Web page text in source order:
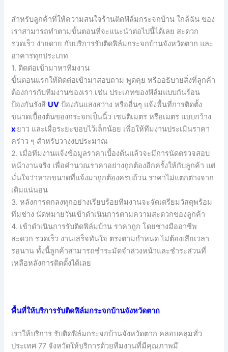
สำหรับลูกค้าที่ให้ความสนใจร้านติดฟิล์มกระจกบ้าน ใกล้ฉัน ของ
เราสามารถทำตามขั้นตอนที่จะแนะนำต่อไปนี้ได้เลย สะดวก
รวดเร็ว ง่ายดาย กับบริการรับติดฟิล์มกระจกบ้านจังหวัดตาก และ
อาคารทุกประเภท
1. ติดต่อเข้ามาหาทีมงาน
ขั้นตอนแรกให้ติดต่อเข้ามาสอบถาม พูดคุย หรืออธิบายสิ่งที่ลูกค้า
ต้องการกับทีมงานของเรา เช่น ประเภทของฟิล์มแบบกันร้อน
ป้องกันรังสี UV ป้องกันแสงสว่าง หรืออื่นๆ แจ้งพื้นที่การติดตั้ง
ขนาดเบื้องต้นของกระจกเป็นนิ้ว เซนติเมตร หรือเมตร แบบกว้าง
x ยาว และเผื่อระยะขอบไว้เล็กน้อย เพื่อให้ทีมงานประเมินราคา
คร่าว ๆ สำหรับวางงบประมาณ
2. เมื่อทีมงานแจ้งข้อมูลราคาเบื้องต้นแล้วจะมีการนัดตรวจสอบ
หน้างานจริง เพื่อคำนวณราคาอย่างถูกต้องอีกครั้งให้กับลูกค้า แต่
มั่นใจว่าหากขนาดที่แจ้งมาถูกต้องครบถ้วน ราคาไม่แตกต่างจาก
เดิมแน่นอน
3. หลังการตกลงทุกอย่างเรียบร้อยทีมงานจะจัดเตรียมวัสดุพร้อม
ทีมช่าง นัดหมายวันเข้าดำเนินการตามความสะดวกของลูกค้า
4. เข้าดำเนินการรับติดฟิล์มบ้าน ราคาถูก โดยช่างมืออาชีพ
สะดวก รวดเร็ว งานเสร็จทันใจ ตรงตามกำหนด ไม่ต้องเสียเวลา
รอนาน ทั้งนี้ลูกค้าสามารถชำระมัดจำล่วงหน้าและชำระส่วนที่
เหลือหลังการติดตั้งได้เลย
พื้นที่ให้บริการรับติดฟิล์มกระจกบ้านจังหวัดตาก
เราให้บริการ รับติดฟิล์มกระจกบ้านจังหวัดตาก คลอบคลุมทั่ว
ประเทศ 77 จังหวัดให้บริการด้วยทีมงานที่มีคุณภาพมี